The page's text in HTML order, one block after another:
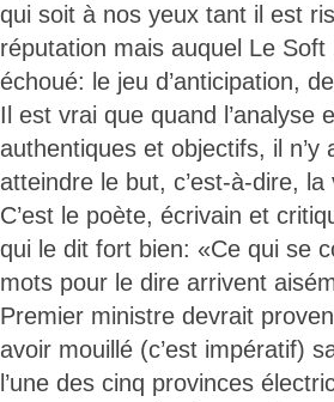
qui soit à nos yeux tant il est
réputation mais auquel Le
échoué: le jeu d’anticipation,
Il est vrai que quand l’analyse
authentiques et objectifs, il
atteindre le but, c’est-à-dire, la
C’est le poète, écrivain et
qui le dit fort bien: «Ce qui se
mots pour le dire arrivent
Premier ministre devrait
avoir mouillé (c’est impératif)
l’une des cinq provinces